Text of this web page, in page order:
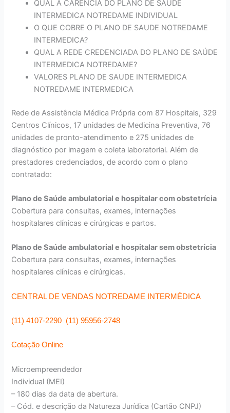
QUAL A CARENCIA DO PLANO DE SAUDE
INTERMEDICA NOTREDAME INDIVIDUAL
O QUE COBRE O PLANO DE SAUDE NOTREDAME
INTERMEDICA?
QUAL A REDE CREDENCIADA DO PLANO DE SAÚDE
INTERMEDICA NOTREDAME?
VALORES PLANO DE SAUDE INTERMEDICA
NOTREDAME INTERMEDICA
Rede de Assistência Médica Própria com 87 Hospitais, 329
Centros Clínicos, 17 unidades de Medicina Preventiva, 76
unidades de pronto-atendimento e 275 unidades de
diagnóstico por imagem e coleta laboratorial. Além de
prestadores credenciados, de acordo com o plano
contratado:
Plano de Saúde ambulatorial e hospitalar com obstetrícia
Cobertura para consultas, exames, internações
hospitalares clínicas e cirúrgicas e partos.
Plano de Saúde ambulatorial e hospitalar sem obstetrícia
Cobertura para consultas, exames, internações
hospitalares clínicas e cirúrgicas.
CENTRAL DE VENDAS NOTREDAME INTERMÉDICA
(11) 4107-2290 (11) 95956-2748
Cotação Online
Microempreendedor
Individual (MEI)
– 180 dias da data de abertura.
– Cód. e descrição da Natureza Jurídica (Cartão CNPJ)